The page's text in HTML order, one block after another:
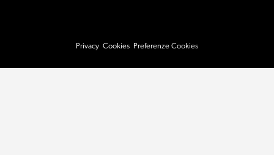
Privacy Cookies Preferenze Cookies